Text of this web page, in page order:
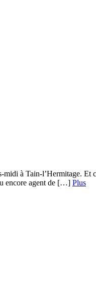
à Tain-l’Hermitage.
encore agent de […] Plus